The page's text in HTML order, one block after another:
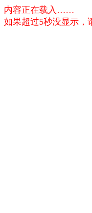
内容正在载入……
如果超过5秒没显示，